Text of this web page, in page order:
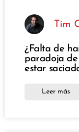
Tim
¿Falta de
paradoja
estar
Leer más